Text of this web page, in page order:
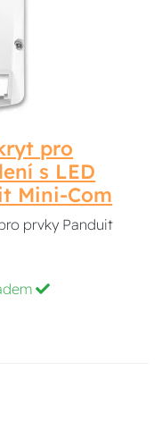
pro
s LED
Mini-Com
prvky Panduit